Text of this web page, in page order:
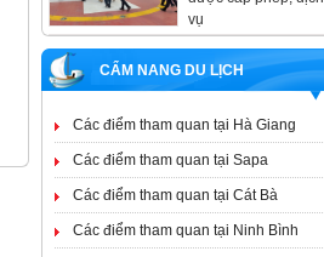
vụ
CẨM NANG DU LỊCH
Các điểm tham quan tại Hà Giang
Các điểm tham quan tại Sapa
Các điểm tham quan tại Cát Bà
Các điểm tham quan tại Ninh Bình